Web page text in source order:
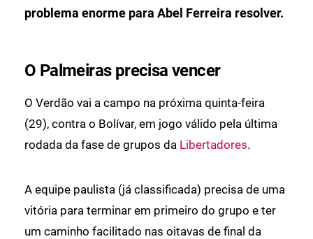
problema enorme para Abel Ferreira resolver.
O Palmeiras precisa vencer
O Verdão vai a campo na próxima quinta-feira
(29), contra o Bolívar, em jogo válido pela última
rodada da fase de grupos da Libertadores.
A equipe paulista (já classificada) precisa de uma
vitória para terminar em primeiro do grupo e ter
um caminho facilitado nas oitavas de final da